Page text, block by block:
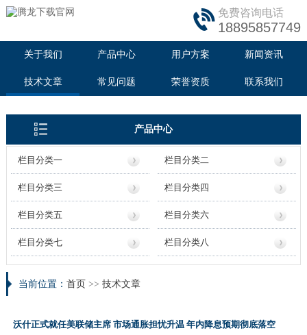
免费咨询电话
18895857749
关于我们 产品中心 用户方案 新闻资讯
技术文章 常见问题 荣誉资质 联系我们
产品中心
栏目分类一 栏目分类二
栏目分类三 栏目分类四
栏目分类五 栏目分类六
栏目分类七 栏目分类八
当前位置： 首页 >> 技术文章
沃什正式就任美联储主席 市场通胀担忧升温 年内降息预期彻底落空